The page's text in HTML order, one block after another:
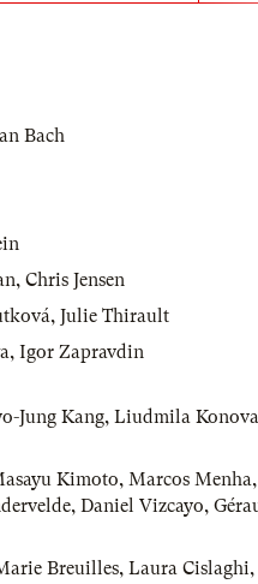
Bach
, Chris Jensen
, Julie Thirault
, Igor Zapravdin
Jung Kang, Liudmila
Kimoto, Marcos Menha,
, Daniel Vizcayo,
Breuilles, Laura Cislaghi,